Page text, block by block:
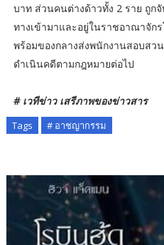
บาท ส่วนคนต่างด้าวทั้ง 2 ราย ถูก
ทางเข้ามาและอยู่ในราชอาณาจัก
พร้อมของกลางส่งพนักงานสอบสว
ดำเนินคดีตามกฎหมายต่อไป
# เวทีข่าว เสรีภาพของข่าวสาร
Tags # อาชญากรรม